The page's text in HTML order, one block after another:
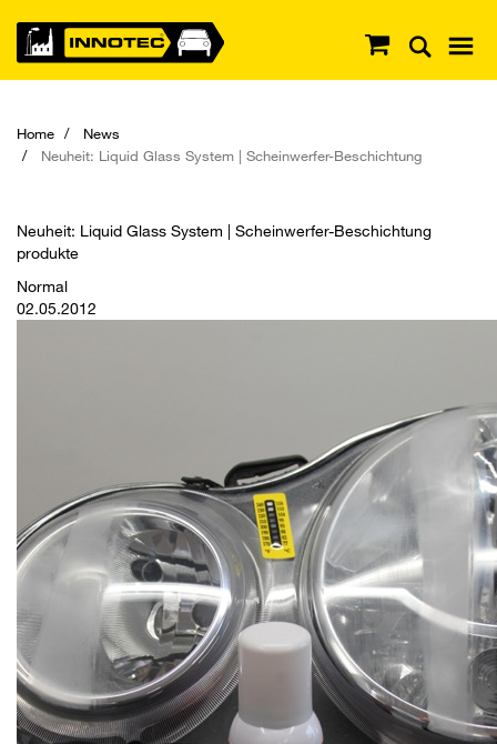
Home
News
Neuheit: Liquid Glass System | Scheinwerfer-Beschichtung
Neuheit: Liquid Glass System | Scheinwerfer-Beschichtung
produkte
Normal
02.05.2012